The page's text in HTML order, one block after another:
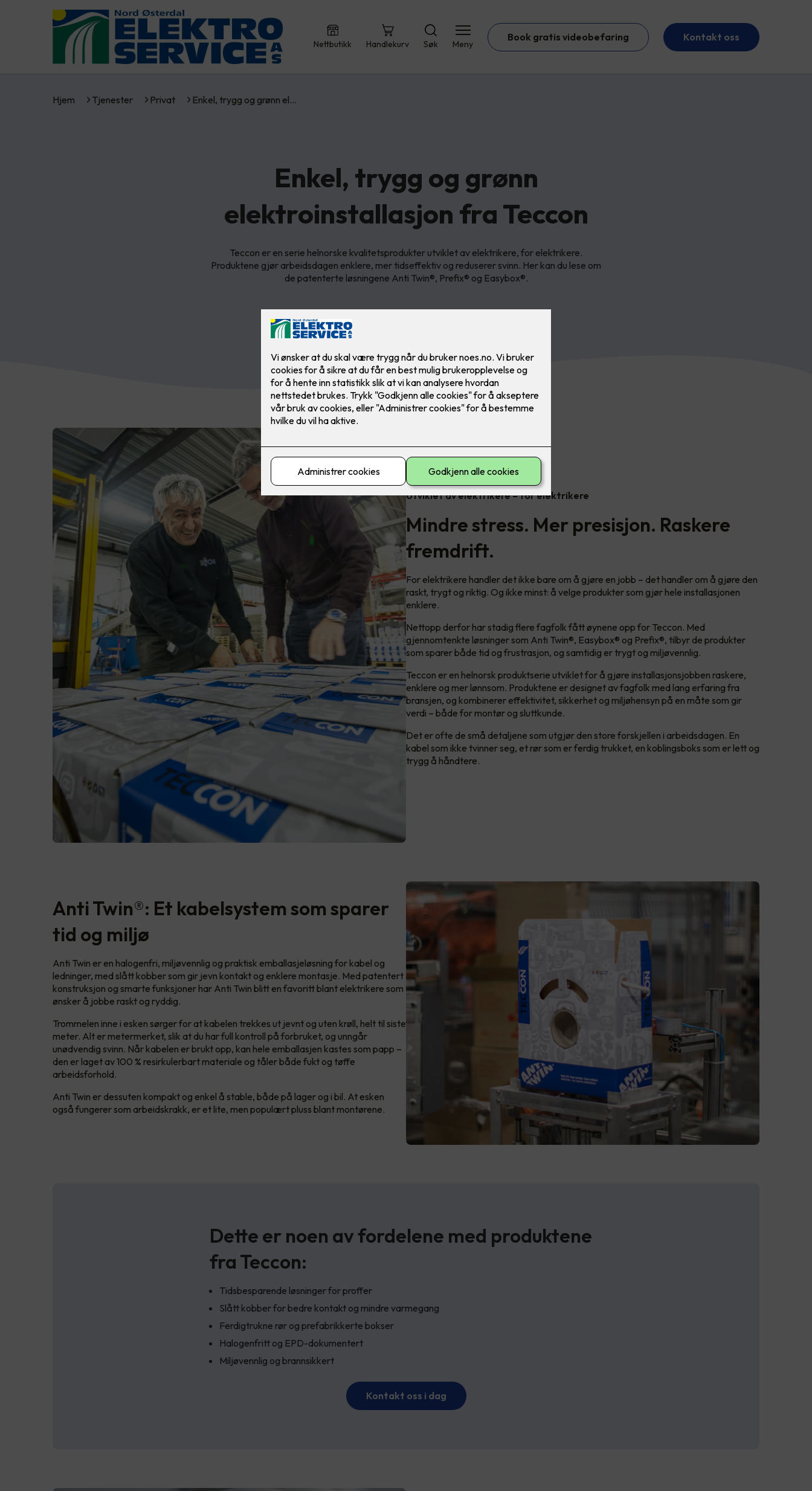
Nettbutikk Handlekurv Søk Meny
Book gratis videobefaring Kontakt oss
Hjem Tjenester Privat Enkel, trygg og grønn el…
Enkel, trygg og grønn
elektroinstallasjon fra Teccon
Teccon er en serie helnorske kvalitetsprodukter utviklet av elektrikere, for elektrikere.
Produktene gjør arbeidsdagen enklere, mer tidseffektiv og reduserer svinn. Her kan du lese om
de patenterte løsningene Anti Twin®, Prefix® og Easybox®.
Utviklet av elektrikere – for elektrikere
Mindre stress. Mer presisjon. Raskere
fremdrift.
For elektrikere handler det ikke bare om å gjøre en jobb – det handler om å gjøre den
raskt, trygt og riktig. Og ikke minst: å velge produkter som gjør hele installasjonen
enklere.
Nettopp derfor har stadig flere fagfolk fått øynene opp for Teccon. Med
gjennomtenkte løsninger som Anti Twin®, Easybox® og Prefix®, tilbyr de produkter
som sparer både tid og frustrasjon, og samtidig er trygt og miljøvennlig.
Teccon er en helnorsk produktserie utviklet for å gjøre installasjonsjobben raskere,
enklere og mer lønnsom. Produktene er designet av fagfolk med lang erfaring fra
bransjen, og kombinerer effektivitet, sikkerhet og miljøhensyn på en måte som gir
verdi – både for montør og sluttkunde.
Det er ofte de små detaljene som utgjør den store forskjellen i arbeidsdagen. En
kabel som ikke tvinner seg, et rør som er ferdig trukket, en koblingsboks som er lett og
trygg å håndtere.
Anti Twin®: Et kabelsystem som sparer
tid og miljø
Anti Twin er en halogenfri, miljøvennlig og praktisk emballasjeløsning for kabel og
ledninger, med slått kobber som gir jevn kontakt og enklere montasje. Med patentert
konstruksjon og smarte funksjoner har Anti Twin blitt en favoritt blant elektrikere som
ønsker å jobbe raskt og ryddig.
Trommelen inne i esken sørger for at kabelen trekkes ut jevnt og uten krøll, helt til siste
meter. Alt er metermerket, slik at du har full kontroll på forbruket, og unngår
unødvendig svinn. Når kabelen er brukt opp, kan hele emballasjen kastes som papp –
den er laget av 100 % resirkulerbart materiale og tåler både fukt og tøffe
arbeidsforhold.
Anti Twin er dessuten kompakt og enkel å stable, både på lager og i bil. At esken
også fungerer som arbeidskrakk, er et lite, men populært pluss blant montørene.
Dette er noen av fordelene med produktene
fra Teccon:
Tidsbesparende løsninger for proffer
Slått kobber for bedre kontakt og mindre varmegang
Ferdigtrukne rør og prefabrikkerte bokser
Halogenfritt og EPD-dokumentert
Miljøvennlig og brannsikkert
Kontakt oss i dag